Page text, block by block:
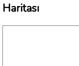
Haritası